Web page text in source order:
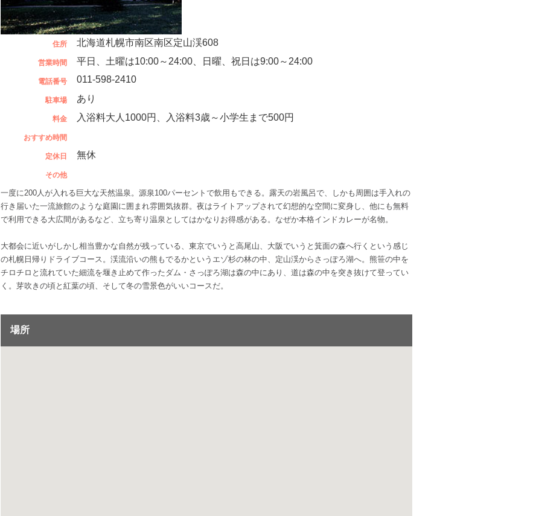
住所 北海道札幌市南区南区定山渓608
営業時間 平日、土曜は10:00～24:00、日曜、祝日は9:00～24:00
電話番号 011-598-2410
駐車場 あり
料金 入浴料大人1000円、入浴料3歳～小学生まで500円
おすすめ時間
定休日 無休
その他
一度に200人が入れる巨大な天然温泉。源泉100パーセントで飲用もできる。露天の岩風呂で、しかも周囲は手入れの
行き届いた一流旅館のような庭園に囲まれ雰囲気抜群。夜はライトアップされて幻想的な空間に変身し、他にも無料
で利用できる大広間があるなど、立ち寄り温泉としてはかなりお得感がある。なぜか本格インドカレーが名物。
大都会に近いがしかし相当豊かな自然が残っている、東京でいうと高尾山、大阪でいうと箕面の森へ行くという感じ
の札幌日帰りドライブコース。渓流沿いの熊もでるかというエゾ杉の林の中、定山渓からさっぽろ湖へ。熊笹の中を
チロチロと流れていた細流を堰き止めて作ったダム・さっぽろ湖は森の中にあり、道は森の中を突き抜けて登ってい
く。芽吹きの頃と紅葉の頃、そして冬の雪景色がいいコースだ。
場所